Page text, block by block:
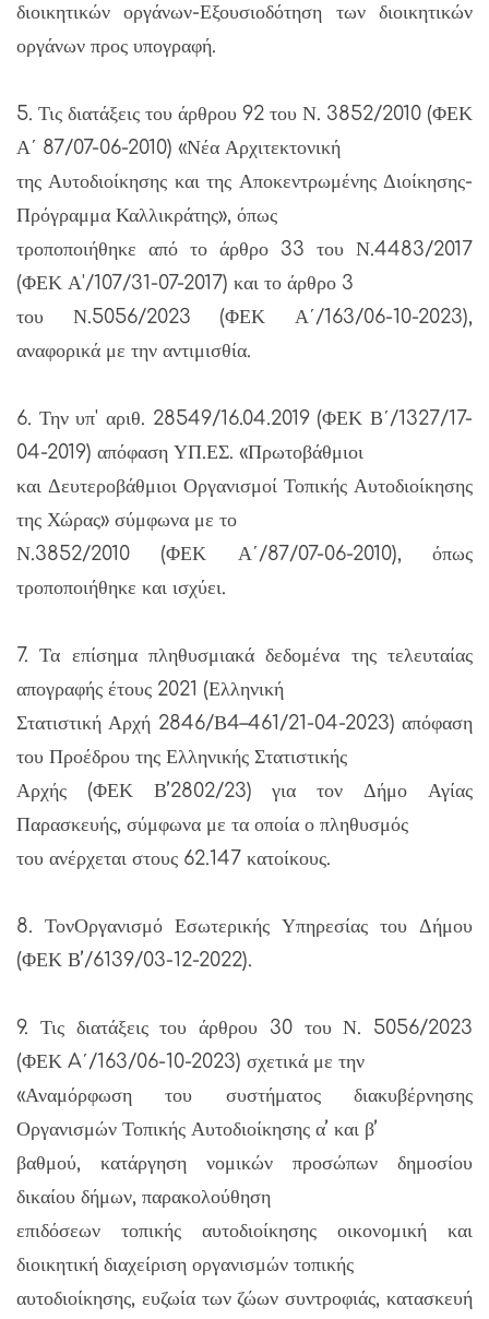
διοικητικών οργάνων-Εξουσιοδότηση των διοικητικών
οργάνων προς υπογραφή.
5. Τις διατάξεις του άρθρου 92 του Ν. 3852/2010 (ΦΕΚ
Α΄ 87/07-06-2010) «Νέα Αρχιτεκτονική
της Αυτοδιοίκησης και της Αποκεντρωμένης Διοίκησης-
Πρόγραμμα Καλλικράτης», όπως
τροποποιήθηκε από το άρθρο 33 του Ν.4483/2017
(ΦΕΚ Α'/107/31-07-2017) και το άρθρο 3
του Ν.5056/2023 (ΦΕΚ Α΄/163/06-10-2023),
αναφορικά με την αντιμισθία.
6. Την υπ' αριθ. 28549/16.04.2019 (ΦΕΚ Β΄/1327/17-
04-2019) απόφαση ΥΠ.ΕΣ. «Πρωτοβάθμιοι
και Δευτεροβάθμιοι Οργανισμοί Τοπικής Αυτοδιοίκησης
της Χώρας» σύμφωνα με το
Ν.3852/2010 (ΦΕΚ Α΄/87/07-06-2010), όπως
τροποποιήθηκε και ισχύει.
7. Τα επίσημα πληθυσμιακά δεδομένα της τελευταίας
απογραφής έτους 2021 (Ελληνική
Στατιστική Αρχή 2846/Β4–461/21-04-2023) απόφαση
του Προέδρου της Ελληνικής Στατιστικής
Αρχής (ΦΕΚ Β’2802/23) για τον Δήμο Αγίας
Παρασκευής, σύμφωνα με τα οποία ο πληθυσμός
του ανέρχεται στους 62.147 κατοίκους.
8. ΤονΟργανισμό Εσωτερικής Υπηρεσίας του Δήμου
(ΦΕΚ Β’/6139/03-12-2022).
9. Τις διατάξεις του άρθρου 30 του Ν. 5056/2023
(ΦΕΚ A΄/163/06-10-2023) σχετικά με την
«Αναμόρφωση του συστήματος διακυβέρνησης
Οργανισμών Τοπικής Αυτοδιοίκησης α’ και β’
βαθμού, κατάργηση νομικών προσώπων δημοσίου
δικαίου δήμων, παρακολούθηση
επιδόσεων τοπικής αυτοδιοίκησης οικονομική και
διοικητική διαχείριση οργανισμών τοπικής
αυτοδιοίκησης, ευζωία των ζώων συντροφιάς, κατασκευή